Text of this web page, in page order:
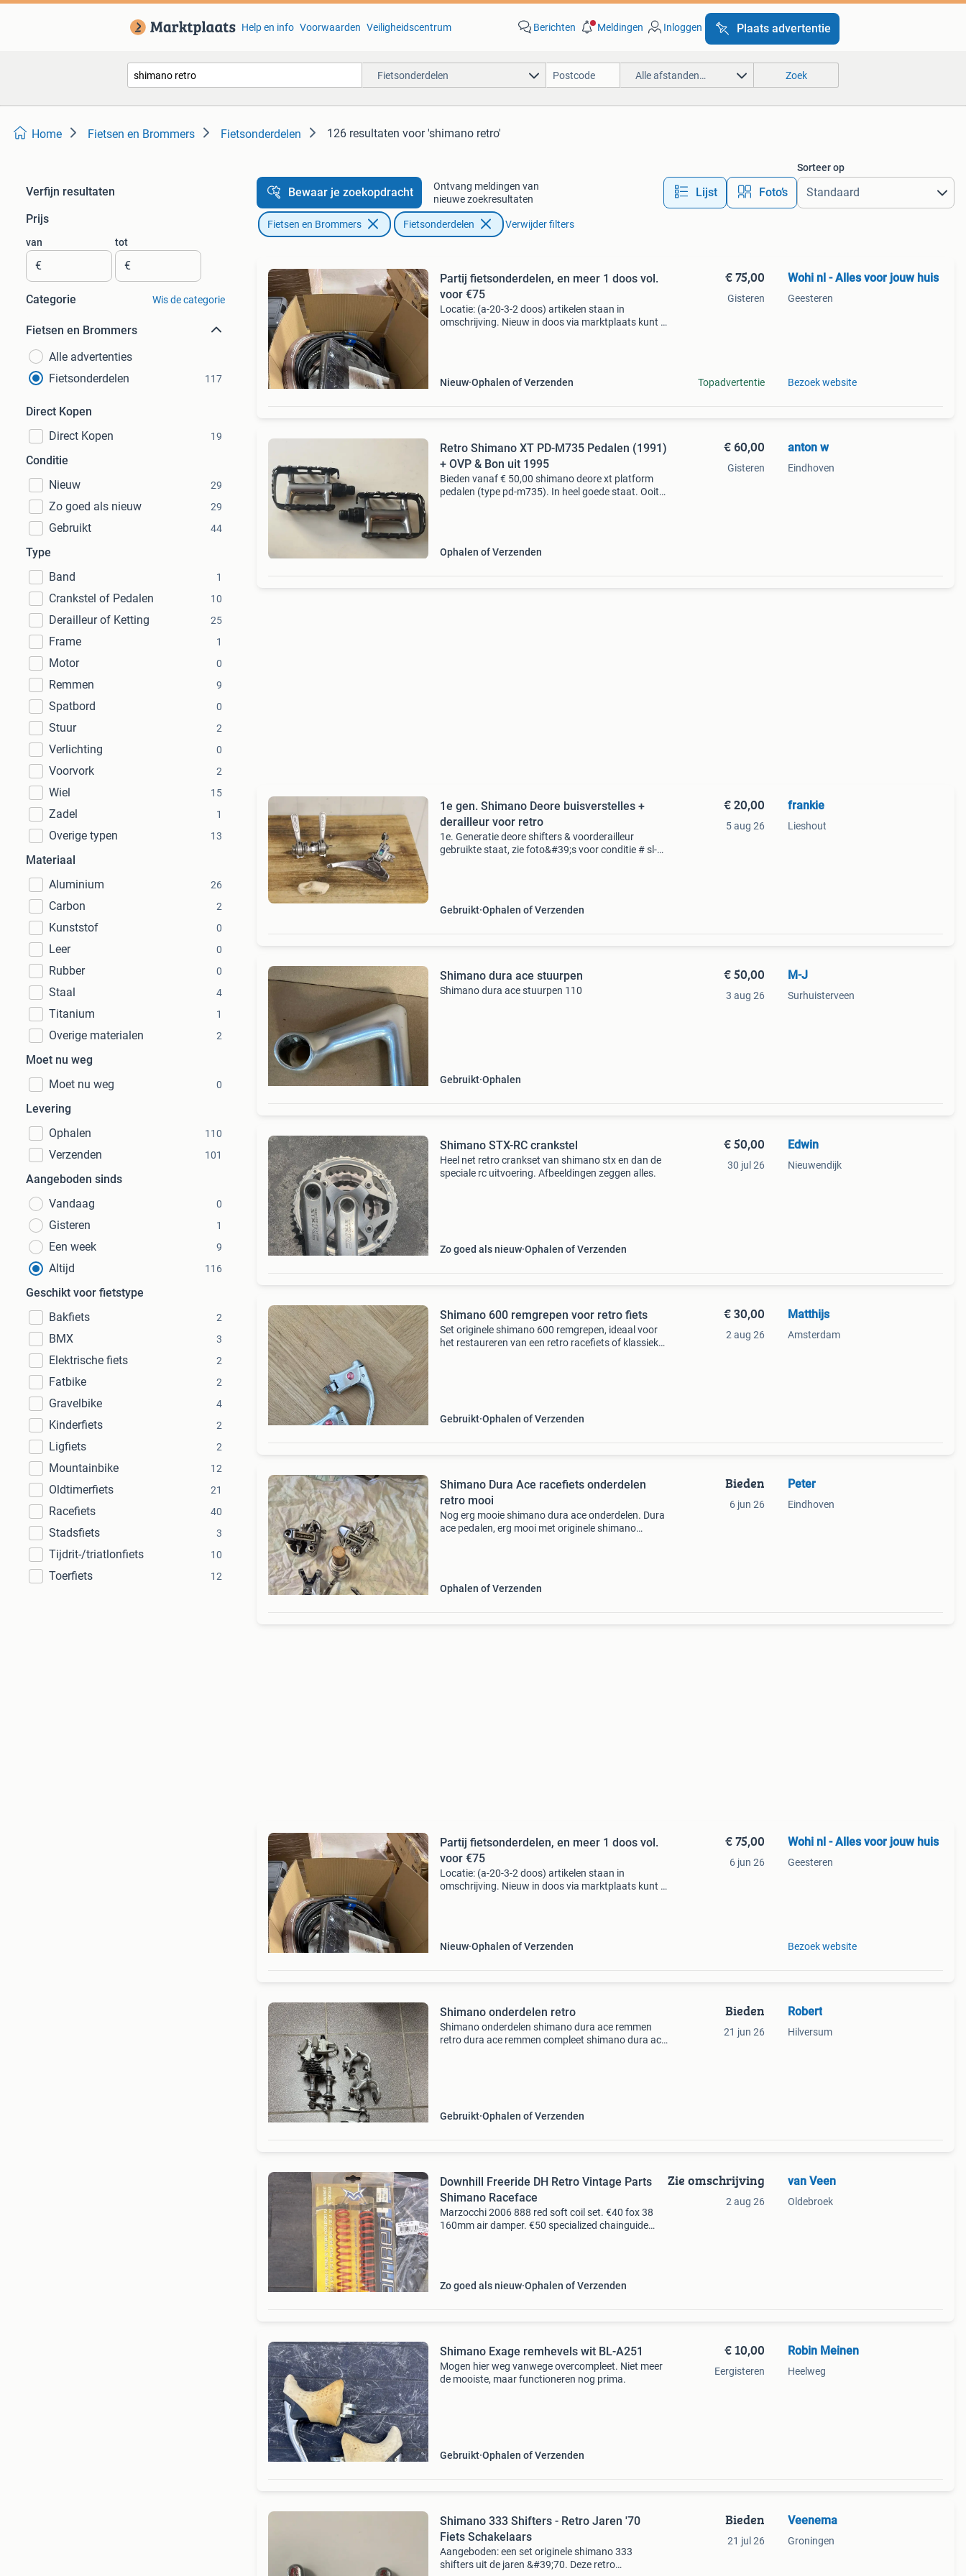
Help en info Voorwaarden Veiligheidscentrum Berichten Meldingen Inloggen Plaats advertentie
Fietsonderdelen Alle afstanden… Zoek
Home Fietsen en Brommers Fietsonderdelen 126 resultaten voor 'shimano retro'
Verfijn resultaten
Prijs
van
€
tot
€
Categorie Wis de categorie
Fietsen en Brommers
Alle advertenties
Fietsonderdelen
117
Direct Kopen
Direct Kopen
19
Conditie
Nieuw
29
Zo goed als nieuw 29
Gebruikt 44
Type
Band
1
Crankstel of Pedalen 10
Derailleur of Ketting 25
Frame 1
Motor 0
Remmen 9
Spatbord 0
Stuur 2
Verlichting 0
Voorvork 2
Wiel 15
Zadel 1
Overige typen 13
Materiaal
Aluminium
26
Carbon 2
Kunststof 0
Leer 0
Rubber 0
Staal 4
Titanium 1
Overige materialen 2
Moet nu weg
Moet nu weg
0
Levering
Ophalen
110
Verzenden 101
Aangeboden sinds
Vandaag
0
Gisteren 1
Een week 9
Altijd 116
Geschikt voor fietstype
Bakfiets
2
BMX 3
Elektrische fiets 2
Fatbike 2
Gravelbike 4
Kinderfiets 2
Ligfiets 2
Mountainbike 12
Oldtimerfiets 21
Racefiets 40
Stadsfiets 3
Tijdrit-/triatlonfiets 10
Toerfiets 12
Bewaar je zoekopdracht
Ontvang meldingen van
nieuwe zoekresultaten
Lijst Foto’s
Sorteer op
Fietsen en Brommers Fietsonderdelen Verwijder filters
Partij fietsonderdelen, en meer 1 doos vol.
voor €75
Locatie: (a-20-3-2 doos) artikelen staan in
omschrijving. Nieuw in doos via marktplaats kunt u
Nieuw Ophalen of Verzenden
€ 75,00
Gisteren
Topadvertentie
Wohi nl - Alles voor jouw huis
Geesteren
Bezoek website
Retro Shimano XT PD-M735 Pedalen (1991)
+ OVP & Bon uit 1995
Bieden vanaf € 50,00 shimano deore xt platform
pedalen (type pd-m735). In heel goede staat. Ooit
Ophalen of Verzenden
€ 60,00
Gisteren
anton w
Eindhoven
1e gen. Shimano Deore buisverstelles +
derailleur voor retro
1e. Generatie deore shifters & voorderailleur
gebruikte staat, zie foto&#39;s voor conditie # sl-
Gebruikt Ophalen of Verzenden
€ 20,00
5 aug 26
frankie
Lieshout
Shimano dura ace stuurpen
Shimano dura ace stuurpen 110
Gebruikt Ophalen
€ 50,00
3 aug 26
M-J
Surhuisterveen
Shimano STX-RC crankstel
Heel net retro crankset van shimano stx en dan de
speciale rc uitvoering. Afbeeldingen zeggen alles.
Zo goed als nieuw Ophalen of Verzenden
€ 50,00
30 jul 26
Edwin
Nieuwendijk
Shimano 600 remgrepen voor retro fiets
Set originele shimano 600 remgrepen, ideaal voor
het restaureren van een retro racefiets of klassieke
Gebruikt Ophalen of Verzenden
€ 30,00
2 aug 26
Matthijs
Amsterdam
Shimano Dura Ace racefiets onderdelen
retro mooi
Nog erg mooie shimano dura ace onderdelen. Dura
ace pedalen, erg mooi met originele shimano
Ophalen of Verzenden
Bieden
6 jun 26
Peter
Eindhoven
Partij fietsonderdelen, en meer 1 doos vol.
voor €75
Locatie: (a-20-3-2 doos) artikelen staan in
omschrijving. Nieuw in doos via marktplaats kunt u
Nieuw Ophalen of Verzenden
€ 75,00
6 jun 26
Wohi nl - Alles voor jouw huis
Geesteren
Bezoek website
Shimano onderdelen retro
Shimano onderdelen shimano dura ace remmen
retro dura ace remmen compleet shimano dura ace
Gebruikt Ophalen of Verzenden
Bieden
21 jun 26
Robert
Hilversum
Downhill Freeride DH Retro Vintage Parts
Shimano Raceface
Marzocchi 2006 888 red soft coil set. €40 fox 38
160mm air damper. €50 specialized chainguide
Zo goed als nieuw Ophalen of Verzenden
Zie omschrijving
2 aug 26
van Veen
Oldebroek
Shimano Exage remhevels wit BL-A251
Mogen hier weg vanwege overcompleet. Niet meer
de mooiste, maar functioneren nog prima.
Gebruikt Ophalen of Verzenden
€ 10,00
Eergisteren
Robin Meinen
Heelweg
Shimano 333 Shifters - Retro Jaren '70
Fiets Schakelaars
Aangeboden: een set originele shimano 333
shifters uit de jaren &#39;70. Deze retro
Bieden
21 jul 26
Veenema
Groningen